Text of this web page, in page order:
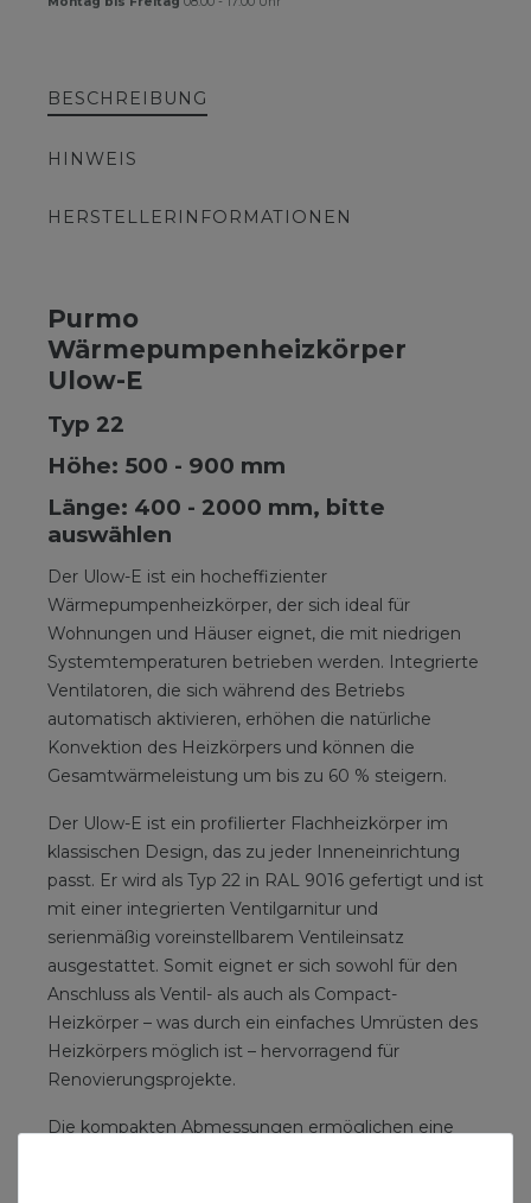
BESCHREIBUNG
HINWEIS
HERSTELLERINFORMATIONEN
Purmo
Wärmepumpenheizkörper
Ulow-E
Typ 22
Höhe: 500 - 900 mm
Länge: 400 - 2000 mm, bitte
auswählen
Der Ulow-E ist ein hocheffizienter
Wärmepumpenheizkörper, der sich ideal für
Wohnungen und Häuser eignet, die mit niedrigen
Systemtemperaturen betrieben werden. Integrierte
Ventilatoren, die sich während des Betriebs
automatisch aktivieren, erhöhen die natürliche
Konvektion des Heizkörpers und können die
Gesamtwärmeleistung um bis zu 60 % steigern.
Der Ulow-E ist ein profilierter Flachheizkörper im
klassischen Design, das zu jeder Inneneinrichtung
passt. Er wird als Typ 22 in RAL 9016 gefertigt und ist
mit einer integrierten Ventilgarnitur und
serienmäßig voreinstellbarem Ventileinsatz
ausgestattet. Somit eignet er sich sowohl für den
Anschluss als Ventil- als auch als Compact-
Heizkörper – was durch ein einfaches Umrüsten des
Heizkörpers möglich ist – hervorragend für
Renovierungsprojekte.
Die kompakten Abmessungen ermöglichen eine